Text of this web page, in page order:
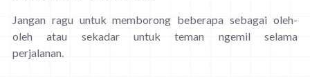
Jangan ragu untuk memborong beberapa sebagai oleh-
oleh atau sekadar untuk teman ngemil selama
perjalanan.